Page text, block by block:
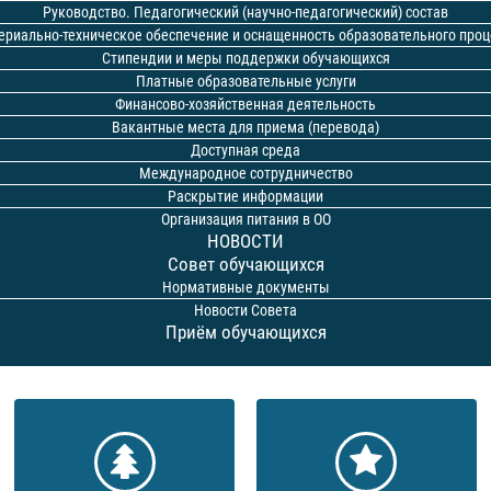
Руководство. Педагогический (научно-педагогический) состав
техническое обеспечение и оснащенность образовательного
Стипендии и меры поддержки обучающихся
Платные образовательные услуги
Финансово-хозяйственная деятельность
Вакантные места для приема (перевода)
Доступная среда
Международное сотрудничество
Раскрытие информации
Организация питания в ОО
НОВОСТИ
Совет обучающихся
Нормативные документы
Новости Совета
Приём обучающихся